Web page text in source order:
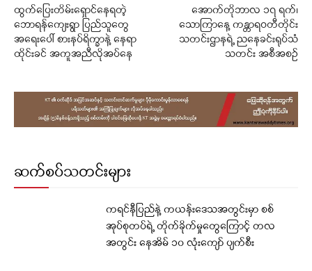
ထွက်ပြေးတိမ်းရှောင်နေရတဲ့
ဘောရန်ကျေးရွာ ပြည်သူတွေ
အရေးပေါ် စားနပ်ရိက္ခာနဲ့ နေရာ
ထိုင်းခင် အကူအညီလိုအပ်နေ
အောက်တိုဘာလ ၁၇ ရက်၊
သောကြာနေ့ ကန္တာရဝတီတိုင်း
သတင်းဌာနရဲ့ ညနေခင်းရုပ်သံ
သတင်း အစီအစဉ်
ဆက်စပ်သတင်းများ
ကရင်နီပြည်နဲ့ ကယန်းဒေသအတွင်းမှာ စစ်
အုပ်စုတပ်ရဲ့ တိုက်ခိုက်မှုတွေကြောင့် တလ
အတွင်း နေအိမ် ၁၀ လုံးကျော် ပျက်စီး